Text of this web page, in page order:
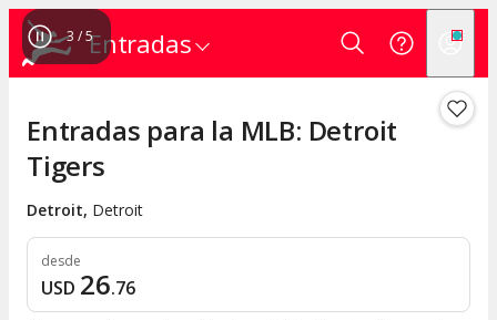
Entradas
3 /5
Entradas para la MLB: Detroit
Tigers
Detroit, Detroit
desde
USD 26.76